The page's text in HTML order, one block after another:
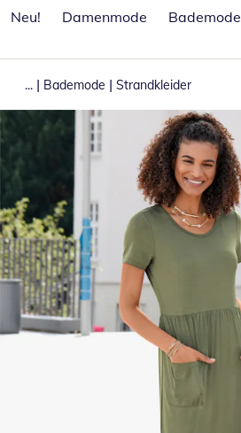
Neu!
Damenmode Bademode
... | Bademode | Strandkleider